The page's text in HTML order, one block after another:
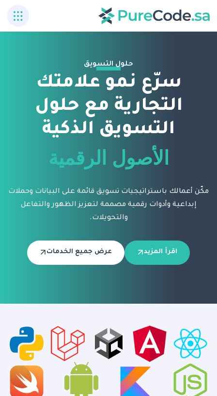
حلول التسويق
سرّع نمو علامتك
التجارية مع حلول
التسويق الذكية
تمكين التسويق
الأصول الرقمية
مكّن أعمالك باستراتيجيات تسويق قائمة على البيانات وحملات
إبداعية وأدوات رقمية مصممة لتعزيز الظهور والتفاعل
والتحويلات.
اقرأ المزيد عرض جميع الخدمات